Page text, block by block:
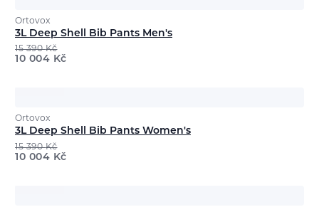
Ortovox
3L Deep Shell Bib Pants Men's
15 390Kč
10 004 Kč
Ortovox
3L Deep Shell Bib Pants Women's
15 390Kč
10 004 Kč